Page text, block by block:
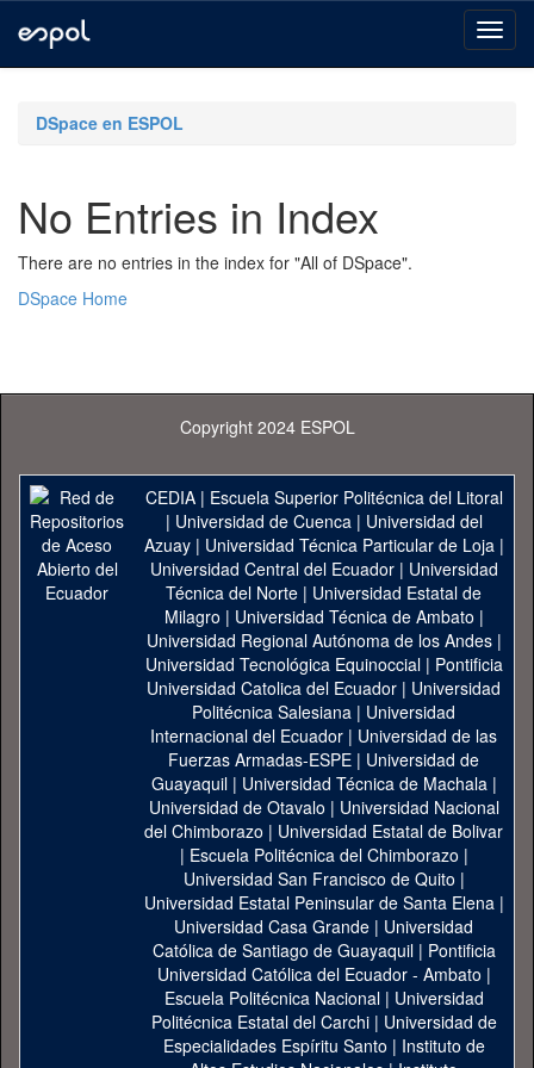
navigationDSpace en ESPOL
No Entries in Index
There are no entries in the index for "All of DSpace".
DSpace Home
Copyright 2024 ESPOL
CEDIA| Escuela Superior Politécnica del Litoral
| Universidad de Cuenca| Universidad del
Azuay| Universidad Técnica Particular de Loja|
Universidad Central del Ecuador| Universidad
Técnica del Norte | Universidad Estatal de
Milagro | Universidad Técnica de Ambato |
Universidad Regional Autónoma de los Andes|
Universidad Tecnológica Equinoccial| Pontificia
Universidad Catolica del Ecuador | Universidad
Politécnica Salesiana | Universidad
Internacional del Ecuador | Universidad de las
Fuerzas Armadas-ESPE | Universidad de
Guayaquil| Universidad Técnica de Machala|
Universidad de Otavalo | Universidad Nacional
del Chimborazo | Universidad Estatal de Bolivar
| Escuela Politécnica del Chimborazo |
Universidad San Francisco de Quito |
Universidad Estatal Peninsular de Santa Elena|
Universidad Casa Grande | Universidad
Católica de Santiago de Guayaquil| Pontificia
Universidad Católica del Ecuador - Ambato |
Escuela Politécnica Nacional| Universidad
Politécnica Estatal del Carchi| Universidad de
Especialidades Espíritu Santo | Instituto de